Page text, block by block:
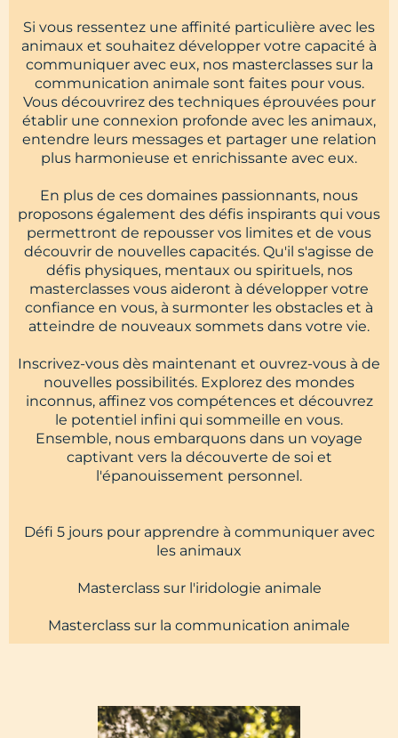
Si vous ressentez une affinité particulière avec les
animaux et souhaitez développer votre capacité à
communiquer avec eux, nos masterclasses sur la
communication animale sont faites pour vous.
Vous découvrirez des techniques éprouvées pour
établir une connexion profonde avec les animaux,
entendre leurs messages et partager une relation
plus harmonieuse et enrichissante avec eux.
En plus de ces domaines passionnants, nous
proposons également des défis inspirants qui vous
permettront de repousser vos limites et de vous
découvrir de nouvelles capacités. Qu'il s'agisse de
défis physiques, mentaux ou spirituels, nos
masterclasses vous aideront à développer votre
confiance en vous, à surmonter les obstacles et à
atteindre de nouveaux sommets dans votre vie.
Inscrivez-vous dès maintenant et ouvrez-vous à de
nouvelles possibilités. Explorez des mondes
inconnus, affinez vos compétences et découvrez
le potentiel infini qui sommeille en vous.
Ensemble, nous embarquons dans un voyage
captivant vers la découverte de soi et
l'épanouissement personnel.
Défi 5 jours pour apprendre à communiquer avec
les animaux
Masterclass sur l'iridologie animale
Masterclass sur la communication animale